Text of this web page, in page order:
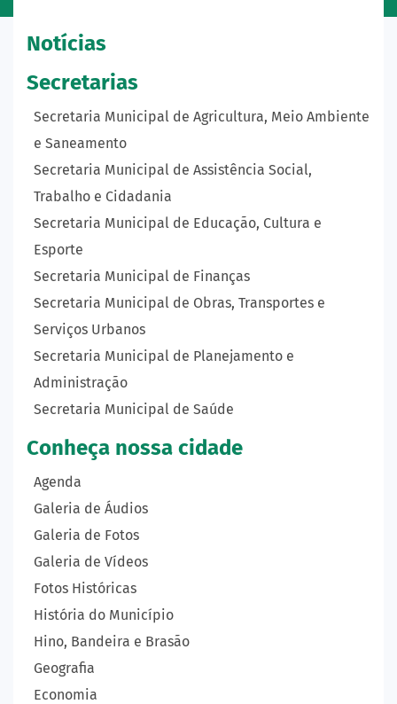
Notícias
Secretarias
Secretaria Municipal de Agricultura, Meio Ambiente
e Saneamento
Secretaria Municipal de Assistência Social,
Trabalho e Cidadania
Secretaria Municipal de Educação, Cultura e
Esporte
Secretaria Municipal de Finanças
Secretaria Municipal de Obras, Transportes e
Serviços Urbanos
Secretaria Municipal de Planejamento e
Administração
Secretaria Municipal de Saúde
Conheça nossa cidade
Agenda
Galeria de Áudios
Galeria de Fotos
Galeria de Vídeos
Fotos Históricas
História do Município
Hino, Bandeira e Brasão
Geografia
Economia